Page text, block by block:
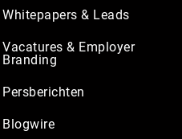
Whitepapers & Leads
Vacatures & Employer
Branding
Persberichten
Blogwire